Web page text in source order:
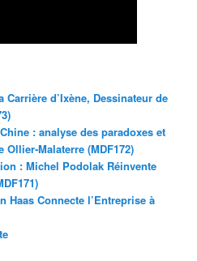
d’Ixène, Dessinateur de
: analyse des paradoxes et
Malaterre (MDF172)
: Michel Podolak Réinvente
Haas Connecte l’Entreprise à